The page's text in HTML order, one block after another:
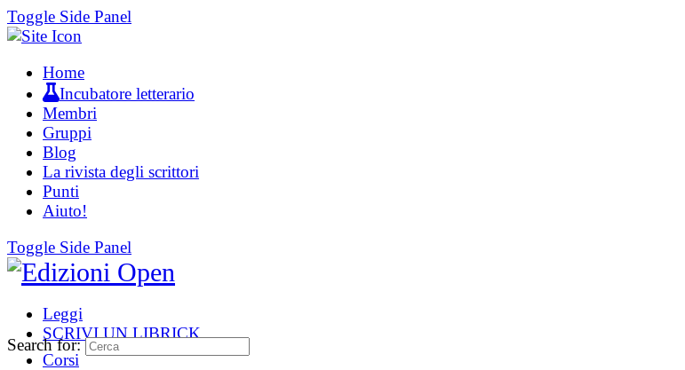
Toggle Side Panel
Home
Incubatore letterario
Membri
Gruppi
Blog
La rivista degli scrittori
Punti
Aiuto!
Toggle Side Panel
Leggi
SCRIVI UN LIBRICK
Corsi
Search for: